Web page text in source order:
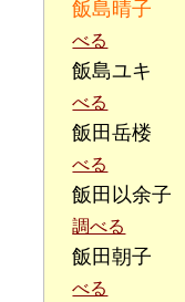
飯島晴子
べる
飯島ユキ
べる
飯田岳楼
べる
飯田以余子
調べる
飯田朝子
べる